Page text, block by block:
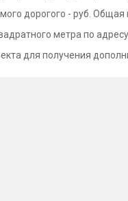
дорогого - руб.
метра по
для получения